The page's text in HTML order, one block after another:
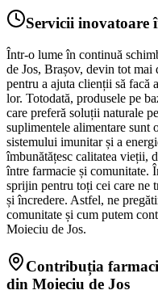
Servicii inovatoare
Într-o lume în continuă
de Jos, Brașov, devin tot
pentru a ajuta clienții să facă
lor. Totodată, produsele pe
care preferă soluții naturale
suplimentele alimentare sunt
sistemului imunitar și a
îmbunătățesc calitatea vieții,
între farmacie și comunitate.
sprijin pentru toți cei care ne
și încredere. Astfel, ne
comunitate și cum putem
Moieciu de Jos.
Contribuția
din Moieciu de Jos